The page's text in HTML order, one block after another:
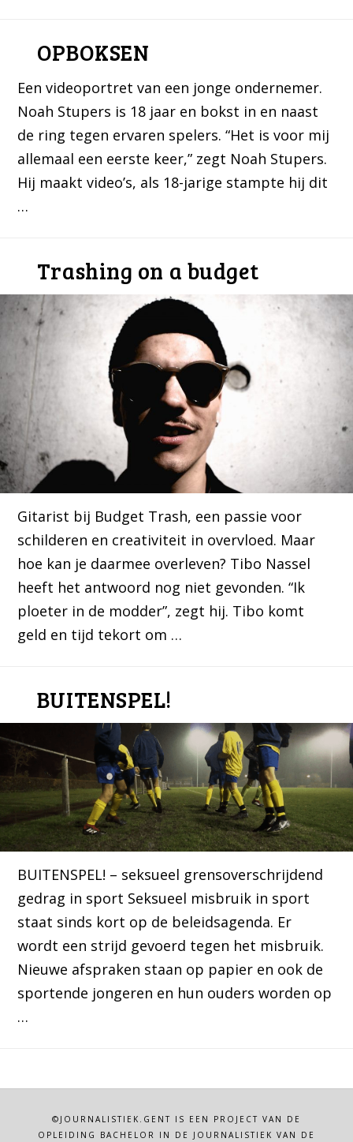
OPBOKSEN
Een videoportret van een jonge ondernemer.
Noah Stupers is 18 jaar en bokst in en naast
de ring tegen ervaren spelers. “Het is voor mij
allemaal een eerste keer,” zegt Noah Stupers.
Hij maakt video’s, als 18-jarige stampte hij dit
…
Trashing on a budget
Gitarist bij Budget Trash, een passie voor
schilderen en creativiteit in overvloed. Maar
hoe kan je daarmee overleven? Tibo Nassel
heeft het antwoord nog niet gevonden. “Ik
ploeter in de modder”, zegt hij. Tibo komt
geld en tijd tekort om …
BUITENSPEL!
BUITENSPEL! – seksueel grensoverschrijdend
gedrag in sport Seksueel misbruik in sport
staat sinds kort op de beleidsagenda. Er
wordt een strijd gevoerd tegen het misbruik.
Nieuwe afspraken staan op papier en ook de
sportende jongeren en hun ouders worden op
…
©JOURNALISTIEK.GENT IS EEN PROJECT VAN DE
OPLEIDING BACHELOR IN DE JOURNALISTIEK VAN DE